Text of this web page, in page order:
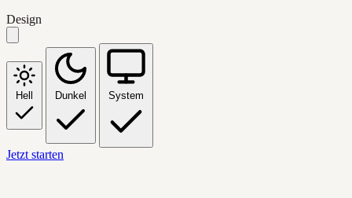
Design
Hell Dunkel System
Jetzt starten